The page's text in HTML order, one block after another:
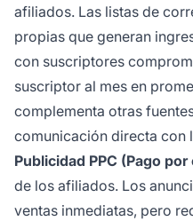
afiliados. Las listas de
propias que generan
con suscriptores
suscriptor al mes en
complementa otras
comunicación directa con
Publicidad PPC (Pago por
de los afiliados. Los
ventas inmediatas, pero